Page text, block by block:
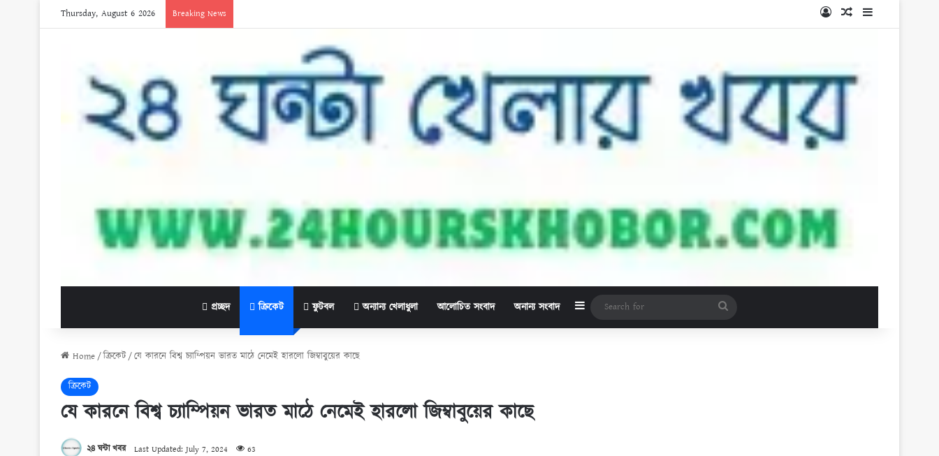
Thursday, August 6 2026 Breaking News Log InRandom Article
Sidebar
প্রচ্ছদ ক্রিকেট ফুটবল অন্যান্য খেলাধুলা আলোচিত সংবাদ অনান্য সংবাদ Sidebar
Search
for
Home/ক্রিকেট/যে কারনে বিশ্ব চ্যাম্পিয়ন ভারত মাঠে নেমেই হারলো জিম্বাবুয়ের কাছে
ক্রিকেট
যে কারনে বিশ্ব চ্যাম্পিয়ন ভারত মাঠে নেমেই হারলো জিম্বাবুয়ের কাছে
২৪ ঘন্টা খবর Last Updated: July 7, 2024 63